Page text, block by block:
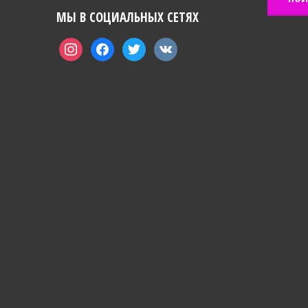
МЫ В СОЦИАЛЬНЫХ СЕТЯХ
instagramfacebooktwitter vkontakte